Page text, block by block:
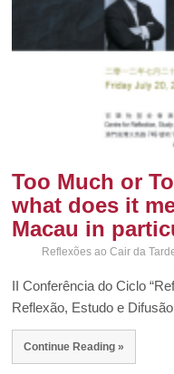
Too Much or
what does it
Macau in
Reflexões ao Cair da
II Conferência do Ciclo
Reflexão, Estudo e
Continue Reading »